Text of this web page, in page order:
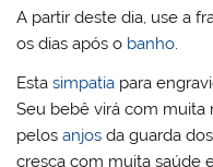
A partir deste dia, use a
os dias após o banho.
Estasimpatia para
Seu bebê virá com muita
pelosanjos da guarda
cresça com muita saúde